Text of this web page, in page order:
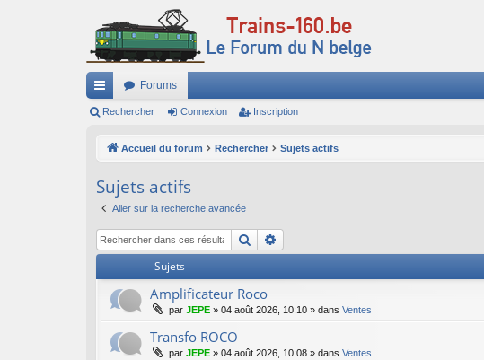
ac
ci
Forums
Rechercher Connexion Inscription
Accueil du forum Rechercher Sujets actifs
Sujets actifs
Aller sur la recherche avancée
Rechercher
Sujets
Amplificateur Roco
par JEPE » 04 août 2026, 10:10 » dans Ventes
Transfo ROCO
par JEPE » 04 août 2026, 10:08 » dans Ventes